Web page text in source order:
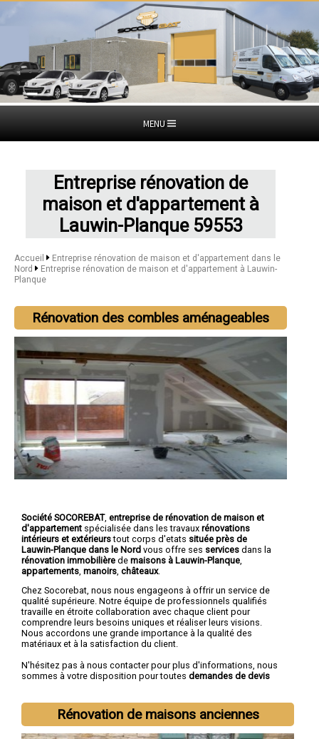
MENU
Entreprise rénovation de
maison et d'appartement à
Lauwin-Planque 59553
Accueil
Entreprise rénovation de maison et d'appartement dans le
Nord
Entreprise rénovation de maison et d'appartement à Lauwin-
Planque
Rénovation des combles aménageables
Société SOCOREBAT, entreprise de rénovation de maison et
d'appartement spécialisée dans les travaux rénovations
intérieurs et extérieurstout corps d'etats située près de
Lauwin-Planque dans le Nord vous offre ses services dans la
rénovation immobilière de maisons à Lauwin-Planque
appartements manoirs châteaux.
Chez Socorebat, nous nous engageons à offrir un service de
qualité supérieure. Notre équipe de professionnels qualifiés
travaille en étroite collaboration avec chaque client pour
comprendre leurs besoins uniques et réaliser leurs visions.
Nous accordons une grande importance à la qualité des
matériaux et à la satisfaction du client.
N'hésitez pas à nous contacter pour plus d'informations, nous
sommes à votre disposition pour toutes demandes de devis
Nous intervenons aussi dans les villes suivantes :
,Tourcoing,Dunkerque , Villeneuve-d'Ascq,
Valenciennes,Douai,Wattrelos,Marcq-en-Barœul,Maubeuge
Rénovation de maisons anciennes